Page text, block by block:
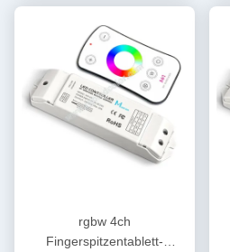
rgbw 4ch
Fingerspitzentablett-